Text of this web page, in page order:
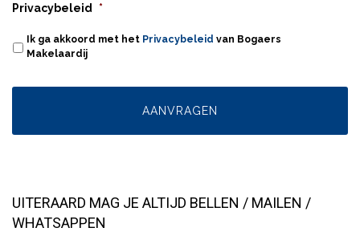
Privacybeleid *
Ik ga akkoord met het Privacybeleid van Bogaers
Makelaardij
UITERAARD MAG JE ALTIJD BELLEN / MAILEN /
WHATSAPPEN